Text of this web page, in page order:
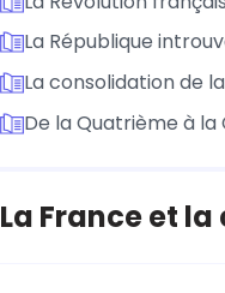
La République
La consolidation de
De la Quatrième à la
La France et